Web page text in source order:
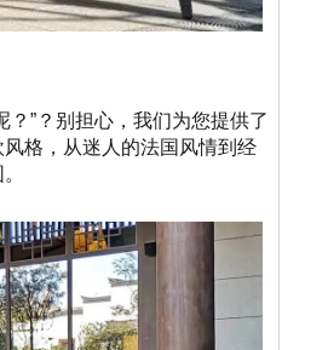
”？别担心，我们为您提供了
格，从迷人的法国风情到经